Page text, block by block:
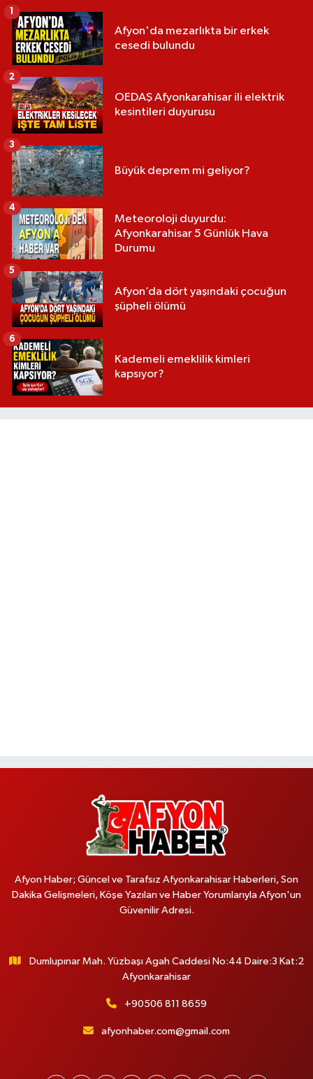
Afyon'da mezarlıkta bir erkek
cesedi bulundu
1
OEDAŞ Afyonkarahisar ili elektrik
kesintileri duyurusu
2
Büyük deprem mi geliyor?
3
Meteoroloji duyurdu:
Afyonkarahisar 5 Günlük Hava
Durumu
4
Afyon’da dört yaşındaki çocuğun
şüpheli ölümü
5
Kademeli emeklilik kimleri
kapsıyor?
6
Afyon Haber; Güncel ve Tarafsız Afyonkarahisar Haberleri, Son
Dakika Gelişmeleri, Köşe Yazıları ve Haber Yorumlarıyla Afyon'un
Güvenilir Adresi.
Dumlupınar Mah. Yüzbaşı Agah Caddesi No:44 Daire:3 Kat:2
Afyonkarahisar
+90506 811 8659
afyonhaber.com@gmail.com